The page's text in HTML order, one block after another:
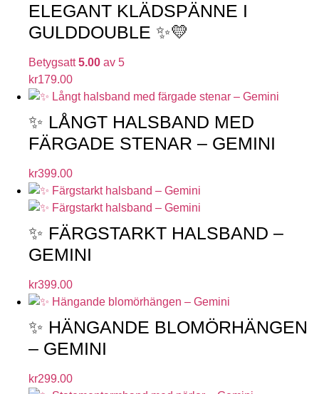
ELEGANT KLÄDSPÄNNE I
GULDDOUBLE ✨💛
Betygsatt5.00 av 5
kr179.00
✨ LÅNGT HALSBAND MED
FÄRGADE STENAR – GEMINI
kr399.00
✨ FÄRGSTARKT HALSBAND –
GEMINI
kr399.00
✨ HÄNGANDE BLOMÖRHÄNGEN
– GEMINI
kr299.00